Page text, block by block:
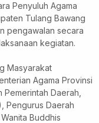
Penyuluh Agama
Tulang Bawang
pengawalan secara
kegiatan.
Masyarakat
Agama Provinsi
Pemerintah Daerah,
Pengurus Daerah
Buddhis